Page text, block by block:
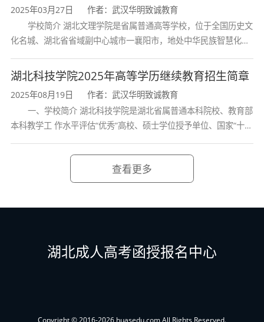
2025年03月27日
作者：武汉华明致诚教育
学校简介 湖北文理学院是省属普通高等学校，位于全国历史文
化名城、湖北省省域副中心城市一襄阳市，地处中华民族智慧化身
学校、全国普通
湖北科技学院2025年高等学历继续教育招生简章
2025年08月19日
作者：武汉华明致诚教育
一、学校简介 湖北科技学院是湖北省属普通本科院校、教育部
本科教学工 作水平评估“优秀”高校、硕士学位授予单位、国家“十三
查看更多
湖北成人高考函授报名中心
Copyright © 2016-2026 huasedu.com All Rights Reserved.